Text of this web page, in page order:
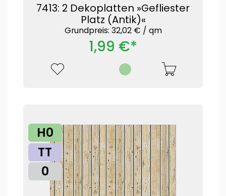
7413: 2 Dekoplatten »Gefliester
Platz (Antik)«
Grundpreis: 32,02 € / qm
1,99 €*
H0
TT
0